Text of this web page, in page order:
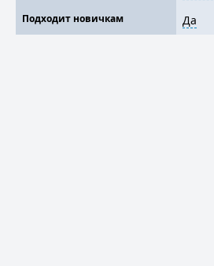
Подходит новичкам Да